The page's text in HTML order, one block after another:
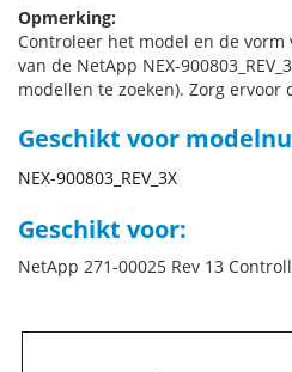
Opmerking:
Controleer het model en de
van de NetApp NEX-
modellen te zoeken). Zorg
Geschikt voor
NEX-900803_REV_3X
Geschikt voor:
NetApp 271-00025 Rev 13